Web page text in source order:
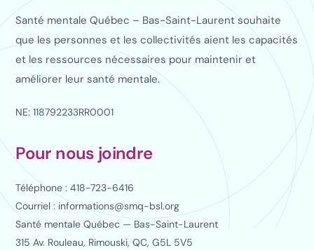
Santé mentale Québec – Bas-Saint-Laurent souhaite
que les personnes et les collectivités aient les capacités
et les ressources nécessaires pour maintenir et
améliorer leur santé mentale.
NE: 118792233RR0001
Pour nous joindre
Téléphone : 418-723-6416
Courriel : informations@smq-bsl.org
Santé mentale Québec — Bas-Saint-Laurent
315 Av. Rouleau, Rimouski, QC, G5L 5V5